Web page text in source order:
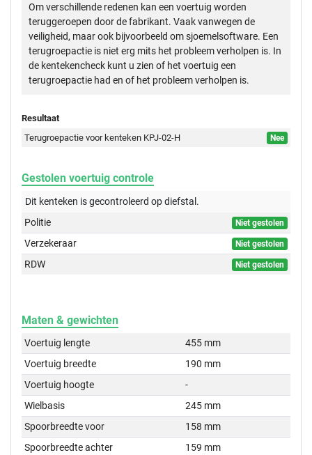
Om verschillende redenen kan een voertuig worden
teruggeroepen door de fabrikant. Vaak vanwegen de
veiligheid, maar ook bijvoorbeeld om sjoemelsoftware. Een
terugroepactie is niet erg mits het probleem verholpen is. In
de kentekencheck kunt u zien of het voertuig een
terugroepactie had en of het probleem verholpen is.
Resultaat
Terugroepactie voor kenteken KPJ-02-H
Nee
Gestolen voertuig controle
Dit kenteken is gecontroleerd opdiefstal.
Politie
Niet gestolen
Verzekeraar Niet gestolen
RDW Niet gestolen
Maten & gewichten
Voertuig lengte
455 mm
Voertuig breedte
190 mm
Voertuig hoogte
-
Wielbasis
245 mm
Spoorbreedte voor
158 mm
Spoorbreedte achter
159 mm